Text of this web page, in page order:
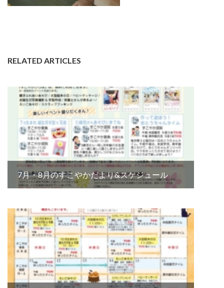
RELATED ARTICLES
7月・8月のすこやかだより&スケジュール